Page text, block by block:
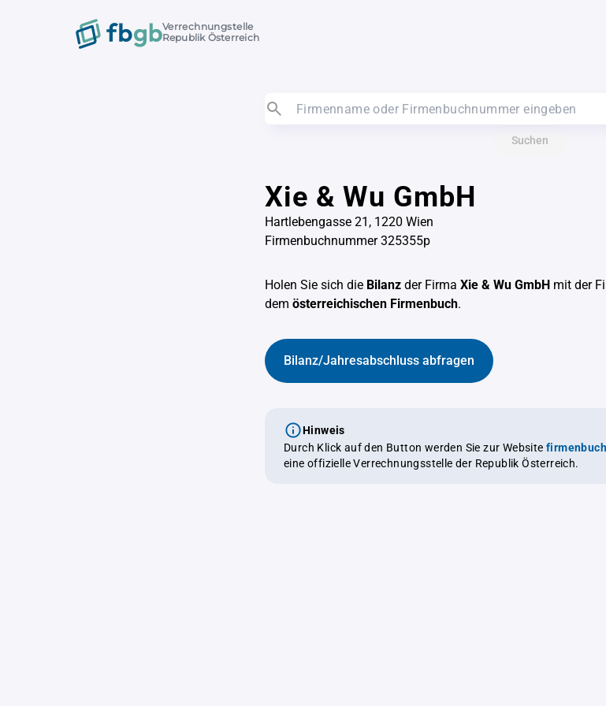
Verrechnungstelle
Republik Österreich
Suchen
Xie & Wu GmbH
Hartlebengasse 21, 1220 Wien
Firmenbuchnummer 325355p
Holen Sie sich die Bilanz der Firma Xie & Wu GmbH mit der
dem österreichischen Firmenbuch.
Bilanz/Jahresabschluss abfragen
Hinweis
Durch Klick auf den Button werden Sie zur Website
eine offizielle Verrechnungsstelle der Republik Österreich.